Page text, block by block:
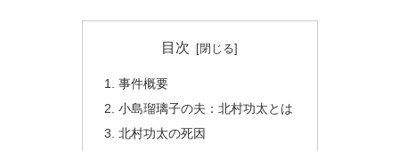
目次
事件概要
小島瑠璃子の夫：北村功太とは
北村功太の死因